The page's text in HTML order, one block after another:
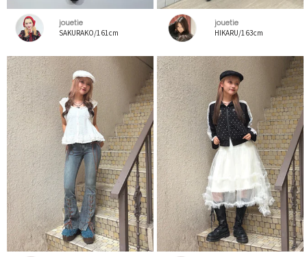
jouetie
SAKURAKO/161cm
jouetie
HIKARU/163cm